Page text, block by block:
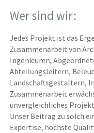
Wer sind wir:
Jedes Projekt ist das
Zusammenarbeit von
Ingenieuren,
Abteilungsleitern,
Landschaftsgestaltern,
Zusammenarbeit
unvergleichliches
Unser Beitrag zu solch
Expertise, höchste